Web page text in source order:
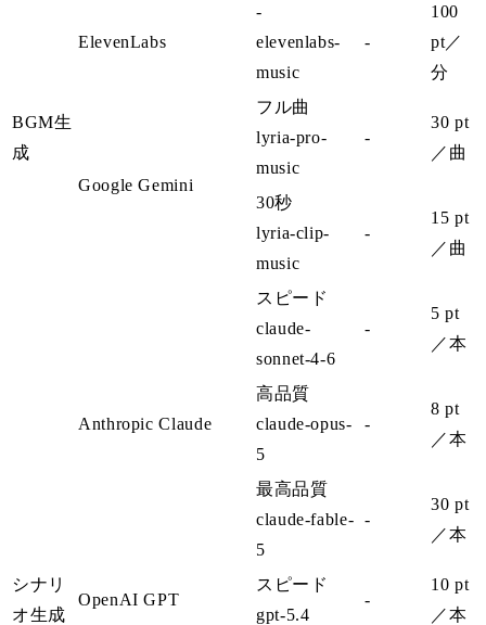
BGM生
成
ElevenLabs
-
elevenlabs-
music
-
100
pt／
分
Google Gemini
フル曲
lyria-pro-
music
-
30 pt
／曲
30秒
lyria-clip-
music
-
15 pt
／曲
シナリ
オ生成
Anthropic Claude
スピード
claude-
sonnet-4-6
-
5 pt
／本
高品質
claude-opus-
5
-
8 pt
／本
最高品質
claude-fable-
5
-
30 pt
／本
OpenAI GPT
スピード
gpt-5.4
-
10 pt
／本